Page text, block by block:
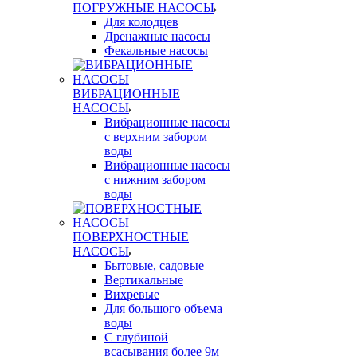
ПОГРУЖНЫЕ НАСОСЫ
Для колодцев
Дренажные насосы
Фекальные насосы
ВИБРАЦИОННЫЕ
НАСОСЫ
Вибрационные насосы
с верхним забором
воды
Вибрационные насосы
с нижним забором
воды
ПОВЕРХНОСТНЫЕ
НАСОСЫ
Бытовые, садовые
Вертикальные
Вихревые
Для большого объема
воды
С глубиной
всасывания более 9м